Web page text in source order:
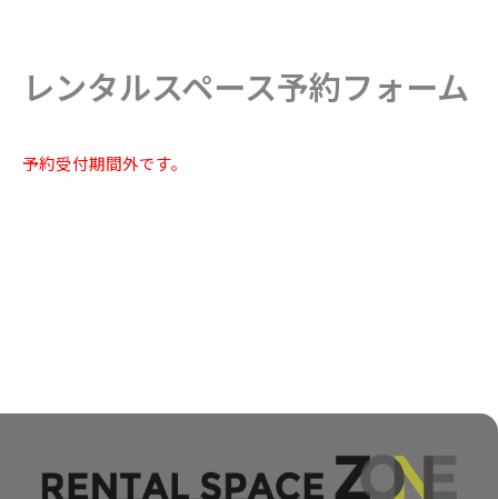
レンタルスペース予約フォーム
予約受付期間外です。